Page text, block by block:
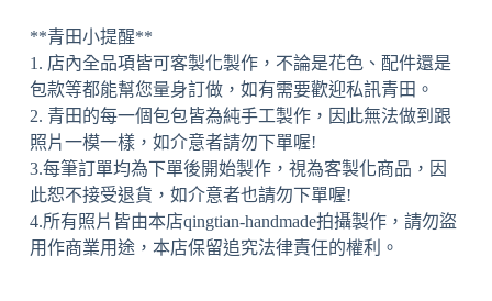
**青田小提醒**
1. 店內全品項皆可客製化製作，不論是花色、配件還是
包款等都能幫您量身訂做，如有需要歡迎私訊青田。
2. 青田的每一個包包皆為純手工製作，因此無法做到跟
照片一模一樣，如介意者請勿下單喔!
3.每筆訂單均為下單後開始製作，視為客製化商品，因
此恕不接受退貨，如介意者也請勿下單喔!
4.所有照片皆由本店qingtian-handmade拍攝製作，請勿盜
用作商業用途，本店保留追究法律責任的權利。